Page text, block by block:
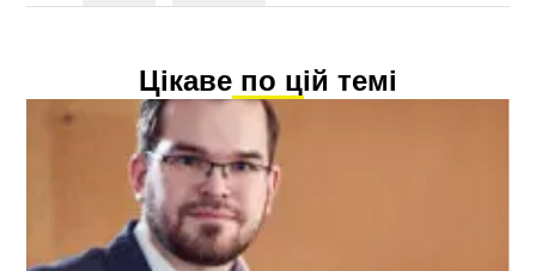
Цікаве по цій темі